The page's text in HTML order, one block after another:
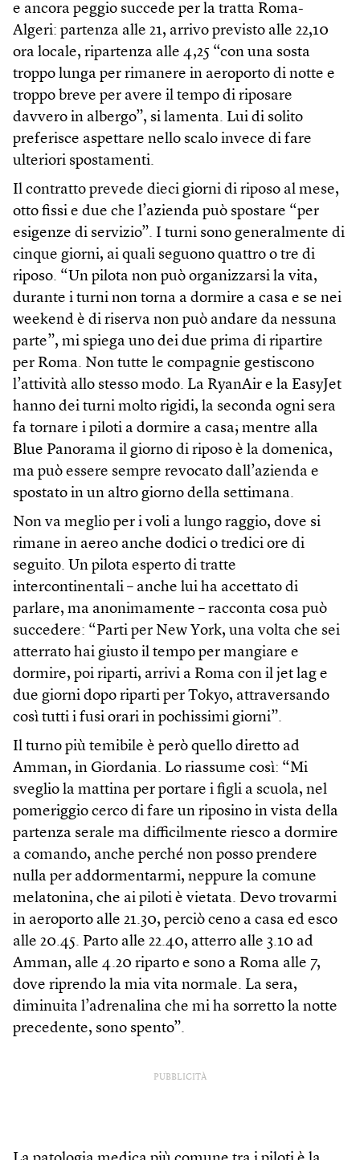
e ancora peggio succede per la tratta Roma-
Algeri: partenza alle 21, arrivo previsto alle 22,10
ora locale, ripartenza alle 4,25 “con una sosta
troppo lunga per rimanere in aeroporto di notte e
troppo breve per avere il tempo di riposare
davvero in albergo”, si lamenta. Lui di solito
preferisce aspettare nello scalo invece di fare
ulteriori spostamenti.
Il contratto prevede dieci giorni di riposo al mese,
otto fissi e due che l’azienda può spostare “per
esigenze di servizio”. I turni sono generalmente di
cinque giorni, ai quali seguono quattro o tre di
riposo. “Un pilota non può organizzarsi la vita,
durante i turni non torna a dormire a casa e se nei
weekend è di riserva non può andare da nessuna
parte”, mi spiega uno dei due prima di ripartire
per Roma. Non tutte le compagnie gestiscono
l’attività allo stesso modo. La RyanAir e la EasyJet
hanno dei turni molto rigidi, la seconda ogni sera
fa tornare i piloti a dormire a casa; mentre alla
Blue Panorama il giorno di riposo è la domenica,
ma può essere sempre revocato dall’azienda e
spostato in un altro giorno della settimana.
Non va meglio per i voli a lungo raggio, dove si
rimane in aereo anche dodici o tredici ore di
seguito. Un pilota esperto di tratte
intercontinentali – anche lui ha accettato di
parlare, ma anonimamente – racconta cosa può
succedere: “Parti per New York, una volta che sei
atterrato hai giusto il tempo per mangiare e
dormire, poi riparti, arrivi a Roma con il jet lag e
due giorni dopo riparti per Tokyo, attraversando
così tutti i fusi orari in pochissimi giorni”.
Il turno più temibile è però quello diretto ad
Amman, in Giordania. Lo riassume così: “Mi
sveglio la mattina per portare i figli a scuola, nel
pomeriggio cerco di fare un riposino in vista della
partenza serale ma difficilmente riesco a dormire
a comando, anche perché non posso prendere
nulla per addormentarmi, neppure la comune
melatonina, che ai piloti è vietata. Devo trovarmi
in aeroporto alle 21.30, perciò ceno a casa ed esco
alle 20.45. Parto alle 22.40, atterro alle 3.10 ad
Amman, alle 4.20 riparto e sono a Roma alle 7,
dove riprendo la mia vita normale. La sera,
diminuita l’adrenalina che mi ha sorretto la notte
precedente, sono spento”.
PUBBLICITÀ